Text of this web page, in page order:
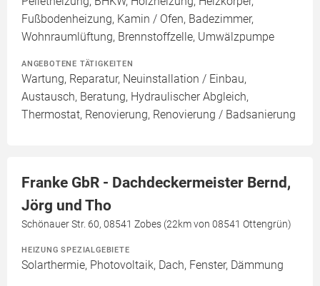
Fußbodenheizung, Kamin / Ofen, Badezimmer,
Wohnraumlüftung, Brennstoffzelle, Umwälzpumpe
ANGEBOTENE TÄTIGKEITEN
Wartung, Reparatur, Neuinstallation / Einbau,
Austausch, Beratung, Hydraulischer Abgleich,
Thermostat, Renovierung, Renovierung / Badsanierung
Franke GbR - Dachdeckermeister Bernd,
Jörg und Tho
Schönauer Str. 60, 08541 Zobes (22km von 08541 Ottengrün)
HEIZUNG SPEZIALGEBIETE
Solarthermie, Photovoltaik, Dach, Fenster, Dämmung